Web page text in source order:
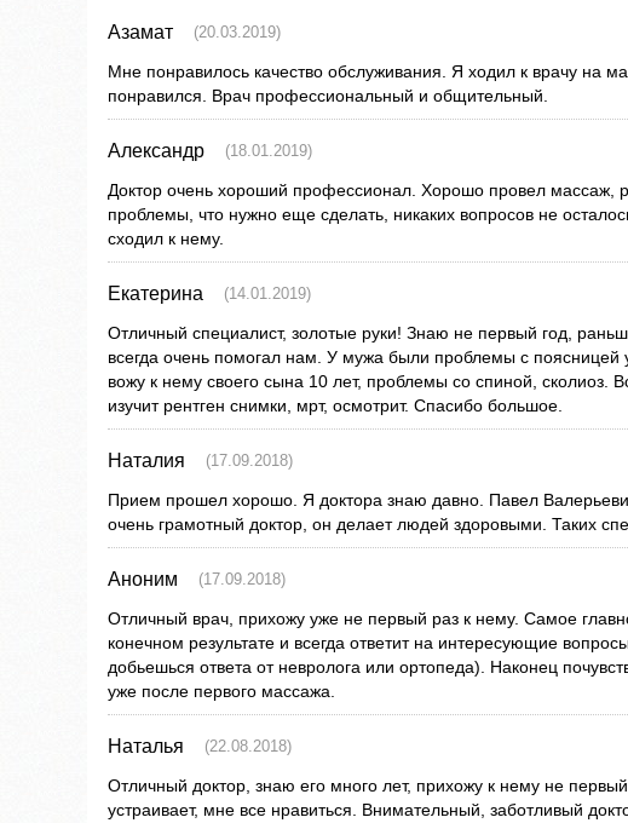
Азамат (20.03.2019)
Мне понравилось качество обслуживания. Я ходил к врачу на
понравился. Врач профессиональный и общительный.
Александр (18.01.2019)
Доктор очень хороший профессионал. Хорошо провел массаж,
проблемы, что нужно еще сделать, никаких вопросов не
сходил к нему.
Екатерина (14.01.2019)
Отличный специалист, золотые руки! Знаю не первый год,
всегда очень помогал нам. У мужа были проблемы с
вожу к нему своего сына 10 лет, проблемы со спиной, сколиоз.
изучит рентген снимки, мрт, осмотрит. Спасибо большое.
Наталия (17.09.2018)
Прием прошел хорошо. Я доктора знаю давно. Павел
очень грамотный доктор, он делает людей здоровыми. Таких
Аноним (17.09.2018)
Отличный врач, прихожу уже не первый раз к нему. Самое
конечном результате и всегда ответит на интересующие
добьешься ответа от невролога или ортопеда). Наконец
уже после первого массажа.
Наталья (22.08.2018)
Отличный доктор, знаю его много лет, прихожу к нему не
устраивает, мне все нравиться. Внимательный, заботливый